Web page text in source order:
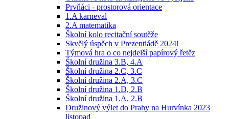
Prvňáci - prostorová orientace
1.A karneval
2.A matematika
Školní kolo recitační soutěže
Skvělý úspěch v Prezentiádě 2024!
Týmová hra o co nejdelší papírový řetěz
Školní družina 3.B, 4.A
Školní družina 2.C, 3.C
Školní družina 2.A, 3.C
Školní družina 1.D, 2.B
Školní družina 1.A, 2.B
Družinový výlet do Prahy na Hurvínka 2023
listopad